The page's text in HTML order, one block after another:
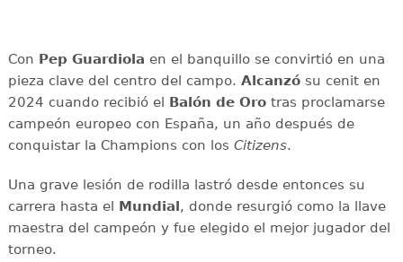
Con Pep Guardiola en el banquillo se convirtió en una
pieza clave del centro del campo. Alcanzósu cenit en
2024 cuando recibió el Balón de Orotras proclamarse
campeón europeo con España, un año después de
conquistar la Champions con los Citizens.
Una grave lesión de rodilla lastró desde entonces su
carrera hasta el Mundial, donde resurgió como la llave
maestra del campeón y fue elegido el mejor jugador del
torneo.